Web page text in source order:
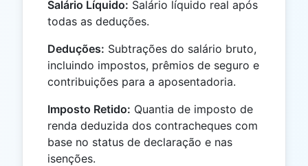
Salário Líquido: Salário líquido real após
todas as deduções.
Deduções: Subtrações do salário bruto,
incluindo impostos, prêmios de seguro e
contribuições para a aposentadoria.
Imposto Retido: Quantia de imposto de
renda deduzida dos contracheques com
base no status de declaração e nas
isenções.